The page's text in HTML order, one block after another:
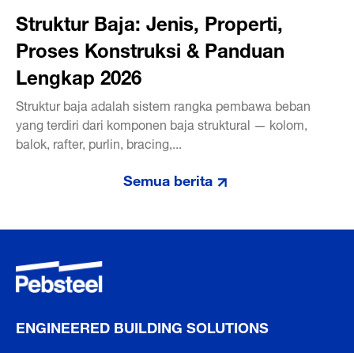
Struktur Baja: Jenis, Properti,
Proses Konstruksi & Panduan
Lengkap 2026
Struktur baja adalah sistem rangka pembawa beban
yang terdiri dari komponen baja struktural — kolom,
balok, rafter, purlin, bracing,...
Semua berita
ENGINEERED BUILDING SOLUTIONS